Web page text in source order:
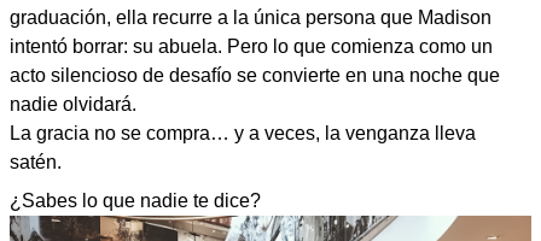
graduación, ella recurre a la única persona que Madison
intentó borrar: su abuela. Pero lo que comienza como un
acto silencioso de desafío se convierte en una noche que
nadie olvidará.
La gracia no se compra… y a veces, la venganza lleva
satén.
¿Sabes lo que nadie te dice?